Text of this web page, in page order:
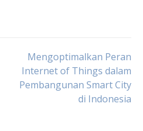
Mengoptimalkan Peran
Internet of Things dalam
Pembangunan Smart City
di Indonesia